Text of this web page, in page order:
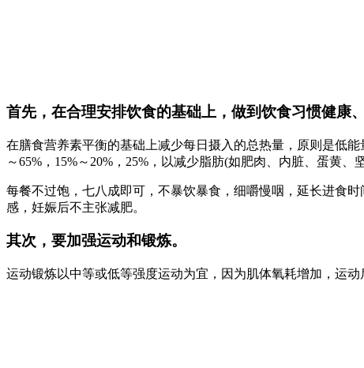
首先，在合理安排饮食的基础上，做到饮食习惯健康、
在膳食营养素平衡的基础上减少每日摄入的总热量，原则是低
～65%，15%～20%，25%，以减少脂肪(如肥肉、内脏、蛋黄、
每餐不过饱，七八成即可，不暴饮暴食，细嚼慢咽，延长进食
感，妊娠后不主张减肥。
其次，要加强运动和锻炼。
运动锻炼以中等或低等强度运动为宜，因为肌体氧耗增加，运